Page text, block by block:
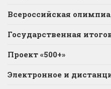
Всероссийская
Государственная
Проект «500+»
Электронное и